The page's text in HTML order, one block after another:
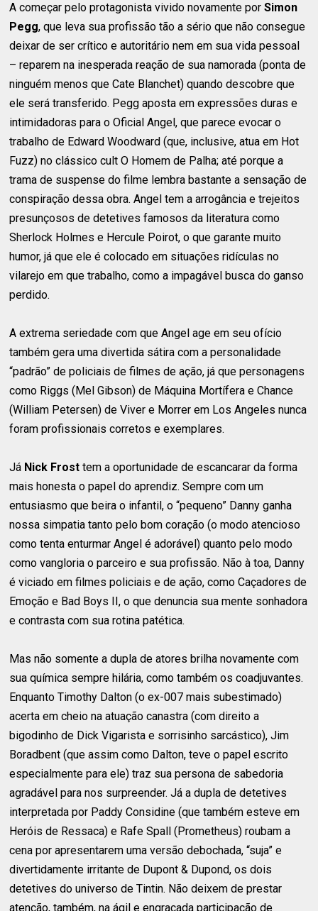
A começar pelo protagonista vivido novamente por Simon
Pegg, que leva sua profissão tão a sério que não consegue
deixar de ser crítico e autoritário nem em sua vida pessoal
– reparem na inesperada reação de sua namorada (ponta de
ninguém menos que Cate Blanchet) quando descobre que
ele será transferido. Pegg aposta em expressões duras e
intimidadoras para o Oficial Angel, que parece evocar o
trabalho de Edward Woodward (que, inclusive, atua em Hot
Fuzz) no clássico cult O Homem de Palha; até porque a
trama de suspense do filme lembra bastante a sensação de
conspiração dessa obra. Angel tem a arrogância e trejeitos
presunçosos de detetives famosos da literatura como
Sherlock Holmes e Hercule Poirot, o que garante muito
humor, já que ele é colocado em situações ridículas no
vilarejo em que trabalho, como a impagável busca do ganso
perdido.
A extrema seriedade com que Angel age em seu ofício
também gera uma divertida sátira com a personalidade
“padrão” de policiais de filmes de ação, já que personagens
como Riggs (Mel Gibson) de Máquina Mortífera e Chance
(William Petersen) de Viver e Morrer em Los Angeles nunca
foram profissionais corretos e exemplares.
Já Nick Frost tem a oportunidade de escancarar da forma
mais honesta o papel do aprendiz. Sempre com um
entusiasmo que beira o infantil, o “pequeno” Danny ganha
nossa simpatia tanto pelo bom coração (o modo atencioso
como tenta enturmar Angel é adorável) quanto pelo modo
como vangloria o parceiro e sua profissão. Não à toa, Danny
é viciado em filmes policiais e de ação, como Caçadores de
Emoção e Bad Boys II, o que denuncia sua mente sonhadora
e contrasta com sua rotina patética.
Mas não somente a dupla de atores brilha novamente com
sua química sempre hilária, como também os coadjuvantes.
Enquanto Timothy Dalton (o ex-007 mais subestimado)
acerta em cheio na atuação canastra (com direito a
bigodinho de Dick Vigarista e sorrisinho sarcástico), Jim
Boradbent (que assim como Dalton, teve o papel escrito
especialmente para ele) traz sua persona de sabedoria
agradável para nos surpreender. Já a dupla de detetives
interpretada por Paddy Considine (que também esteve em
Heróis de Ressaca) e Rafe Spall (Prometheus) roubam a
cena por apresentarem uma versão debochada, “suja” e
divertidamente irritante de Dupont & Dupond, os dois
detetives do universo de Tintin. Não deixem de prestar
atenção, também, na ágil e engraçada participação de